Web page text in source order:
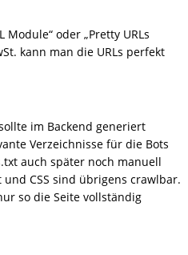
oder „Pretty URLs
kann man die URLs perfekt
im Backend generiert
Verzeichnisse für die Bots
auch später noch manuell
CSS sind übrigens crawlbar.
so die Seite vollständig